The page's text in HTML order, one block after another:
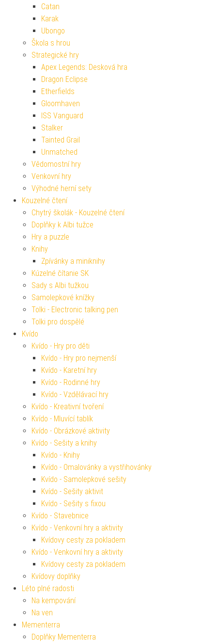
Catan
Karak
Ubongo
Škola s hrou
Strategické hry
Apex Legends: Desková hra
Dragon Eclipse
Etherfields
Gloomhaven
ISS Vanguard
Stalker
Tainted Grail
Unmatched
Vědomostní hry
Venkovní hry
Výhodné herní sety
Kouzelné čtení
Chytrý školák - Kouzelné čtení
Doplňky k Albi tužce
Hry a puzzle
Knihy
Zpívánky a miniknihy
Kúzelné čítanie SK
Sady s Albi tužkou
Samolepkové knížky
Tolki - Electronic talking pen
Tolki pro dospělé
Kvído
Kvído - Hry pro děti
Kvído - Hry pro nejmenší
Kvído - Karetní hry
Kvído - Rodinné hry
Kvído - Vzdělávací hry
Kvído - Kreativní tvoření
Kvído - Mluvící tablík
Kvído - Obrázkové aktivity
Kvído - Sešity a knihy
Kvído - Knihy
Kvído - Omalovánky a vystřihovánky
Kvído - Samolepkové sešity
Kvído - Sešity aktivit
Kvído - Sešity s fixou
Kvído - Stavebnice
Kvído - Venkovní hry a aktivity
Kvídovy cesty za pokladem
Kvído - Venkovní hry a aktivity
Kvídovy cesty za pokladem
Kvídovy doplňky
Léto plné radosti
Na kempování
Na ven
Mementerra
Doplňky Mementerra